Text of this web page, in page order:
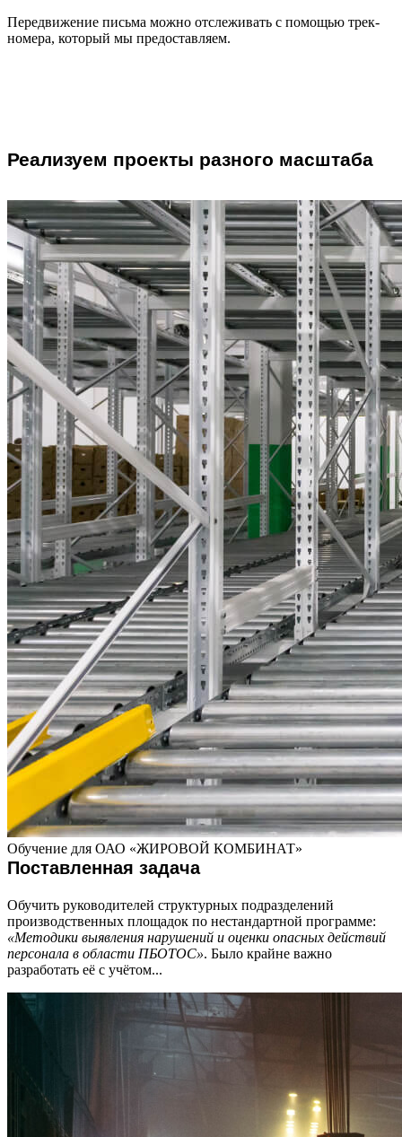
Передвижение письма можно отслеживать с помощью трек-
номера, который мы предоставляем.
Реализуем проекты разного масштаба
Обучение для ОАО «ЖИРОВОЙ КОМБИНАТ»
Поставленная задача
Обучить руководителей структурных подразделений
производственных площадок по нестандартной программе:
«Методики выявления нарушений и оценки опасных действий
персонала в области ПБОТОС». Было крайне важно
разработать её с учётом...